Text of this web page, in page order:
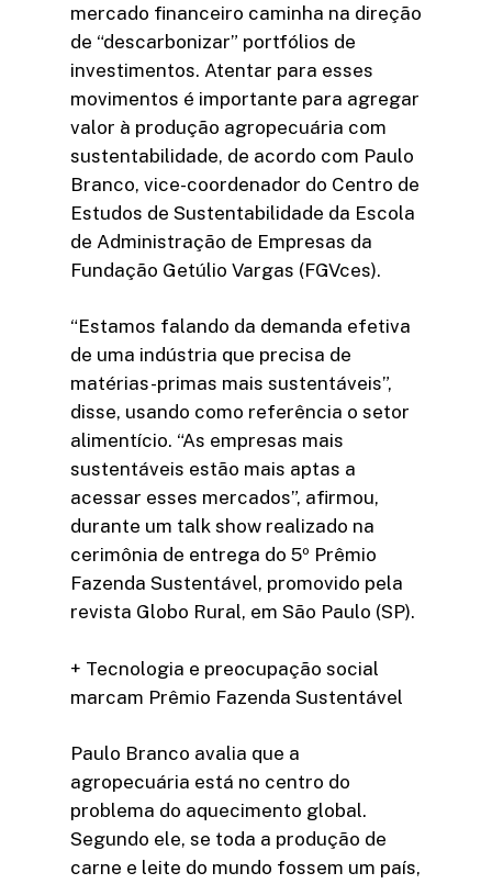
mercado financeiro caminha na direção
de “descarbonizar” portfólios de
investimentos. Atentar para esses
movimentos é importante para agregar
valor à produção agropecuária com
sustentabilidade, de acordo com Paulo
Branco, vice-coordenador do Centro de
Estudos de Sustentabilidade da Escola
de Administração de Empresas da
Fundação Getúlio Vargas (FGVces).
“Estamos falando da demanda efetiva
de uma indústria que precisa de
matérias-primas mais sustentáveis”,
disse, usando como referência o setor
alimentício. “As empresas mais
sustentáveis estão mais aptas a
acessar esses mercados”, afirmou,
durante um talk show realizado na
cerimônia de entrega do 5º Prêmio
Fazenda Sustentável, promovido pela
revista Globo Rural, em São Paulo (SP).
+ Tecnologia e preocupação social
marcam Prêmio Fazenda Sustentável
Paulo Branco avalia que a
agropecuária está no centro do
problema do aquecimento global.
Segundo ele, se toda a produção de
carne e leite do mundo fossem um país,